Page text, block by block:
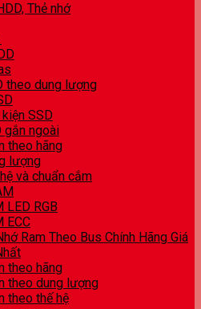
Thẻ nhớ
theo dung lượng
SSD
gắn ngoài
theo hãng
lượng
và chuẩn cắm
LED RGB
ECC
Ram Theo Bus Chính Hãng Giá
theo hãng
theo dung lượng
theo thế hệ